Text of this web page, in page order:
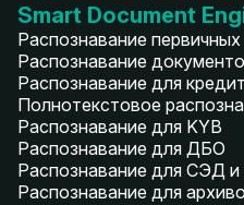
Smart Document
Распознавание
Распознавание
Распознавание для
Полнотекстовое
Распознавание для KYB
Распознавание для ДБО
Распознавание для СЭД и
Распознавание для